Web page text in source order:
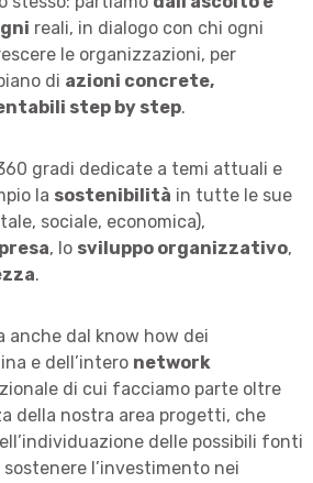
reali, in dialogo con chi ogni
le organizzazioni, per
di azioni concrete,
step by step.
gradi dedicate a temi attuali e
la sostenibilità in tutte le sue
sociale, economica),
, lo sviluppo organizzativo,
.
anche dal know how dei
e dell’intero network
di cui facciamo parte oltre
della nostra area progetti, che
delle possibili fonti
l’investimento nei